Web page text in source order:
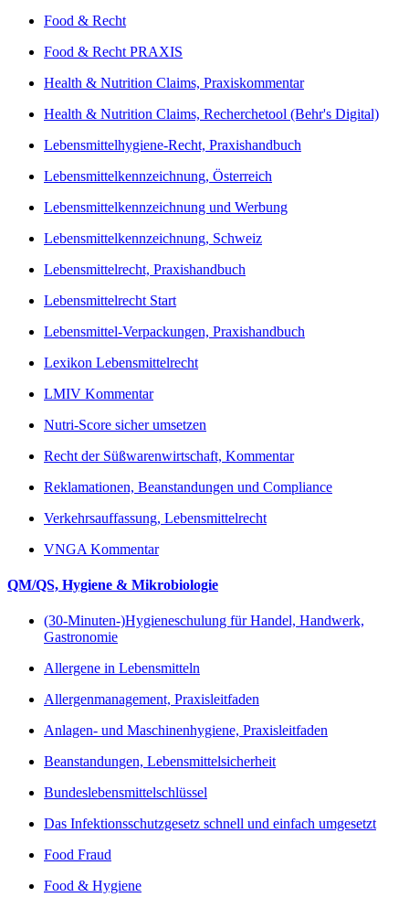
Food & Recht
Food & Recht PRAXIS
Health & Nutrition Claims, Praxiskommentar
Health & Nutrition Claims, Recherchetool (Behr's Digital)
Lebensmittelhygiene-Recht, Praxishandbuch
Lebensmittelkennzeichnung, Österreich
Lebensmittelkennzeichnung und Werbung
Lebensmittelkennzeichnung, Schweiz
Lebensmittelrecht, Praxishandbuch
Lebensmittelrecht Start
Lebensmittel-Verpackungen, Praxishandbuch
Lexikon Lebensmittelrecht
LMIV Kommentar
Nutri-Score sicher umsetzen
Recht der Süßwarenwirtschaft, Kommentar
Reklamationen, Beanstandungen und Compliance
Verkehrsauffassung, Lebensmittelrecht
VNGA Kommentar
QM/QS, Hygiene & Mikrobiologie
(30-Minuten-)Hygieneschulung für Handel, Handwerk,
Gastronomie
Allergene in Lebensmitteln
Allergenmanagement, Praxisleitfaden
Anlagen- und Maschinenhygiene, Praxisleitfaden
Beanstandungen, Lebensmittelsicherheit
Bundeslebensmittelschlüssel
Das Infektionsschutzgesetz schnell und einfach umgesetzt
Food Fraud
Food & Hygiene